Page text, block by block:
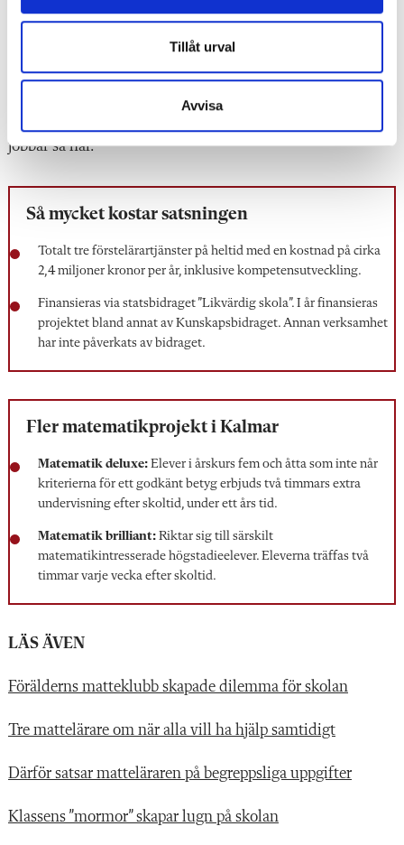
Tillåt urval
Avvisa
gjort sedan förra läsåret.
Anders Gustafsson är av samma uppfattning:
– Eleverna ska ju kunna ”hela matematiken” och jag tror
jobbar så här.
Så mycket kostar satsningen
Totalt tre förstelärartjänster på heltid med en kostnad på cirka
2,4 miljoner kronor per år, inklusive kompetensutveckling.
Finansieras via statsbidraget ”Likvärdig skola”. I år finansieras
projektet bland annat av Kunskapsbidraget. Annan verksamhet
har inte påverkats av bidraget.
Fler matematik­projekt i Kalmar
Matematik deluxe: Elever i årskurs fem och åtta som inte når
kriterierna för ett godkänt betyg erbjuds två timmars extra
undervisning efter skoltid, under ett års tid.
Matematik brilliant: Riktar sig till särskilt
matematikintresserade högstadieelever. Eleverna träffas två
timmar varje vecka efter skoltid.
LÄS ÄVEN
Förälderns matteklubb skapade dilemma för skolan
Tre mattelärare om när alla vill ha hjälp samtidigt
Därför satsar matteläraren på begreppsliga uppgifter
Klassens ”mormor” skapar lugn på skolan